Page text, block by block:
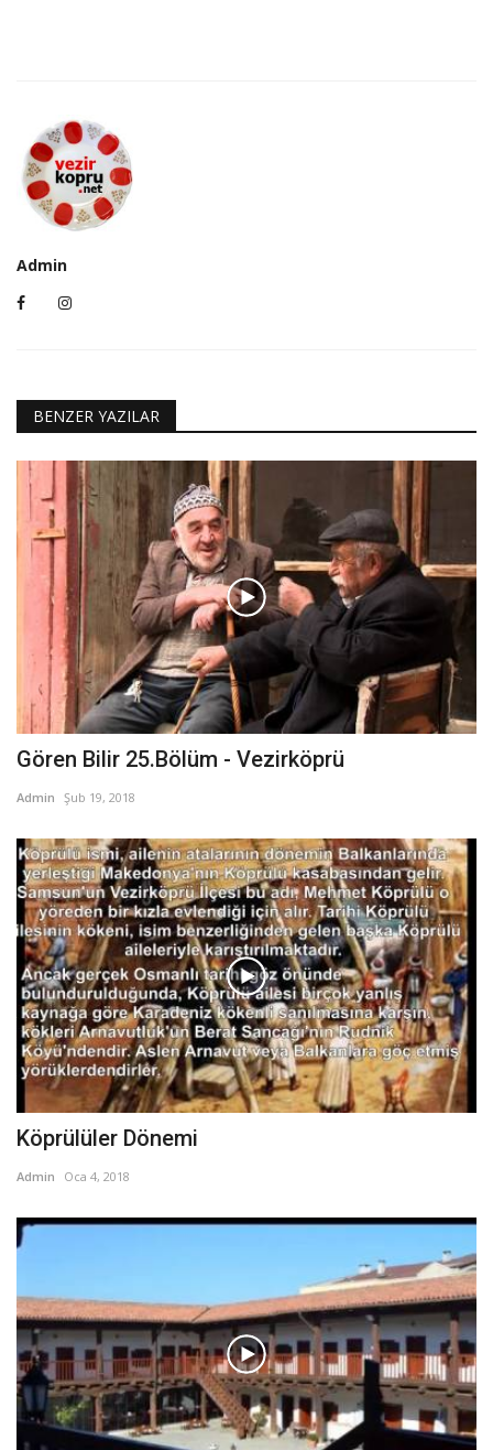
Admin
BENZER YAZILAR
Gören Bilir 25.Bölüm - Vezirköprü
Admin Şub 19, 2018
Köprülüler Dönemi
Admin Oca 4, 2018